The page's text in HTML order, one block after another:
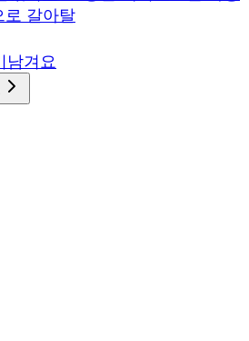
로 갈아탈
남겨요